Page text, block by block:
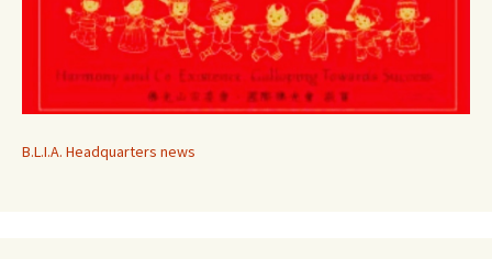
B.L.I.A. Headquarters news